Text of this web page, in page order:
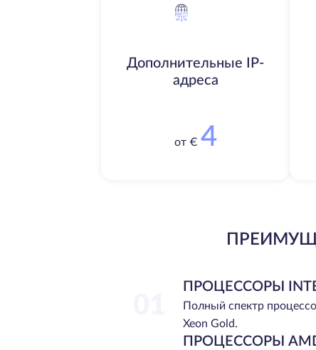
Дополнительные IP-
адреса
от € 4
ПРОЦЕССОРЫ
Полный спектр
Xeon Gold.
ПРОЦЕССОРЫ